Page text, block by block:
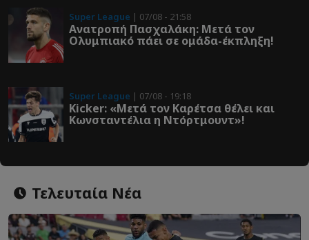
Super League | 07/08 - 21:58
Ανατροπή Πασχαλάκη: Μετά τον
Ολυμπιακό πάει σε ομάδα-έκπληξη!
Super League | 07/08 - 19:18
Kicker: «Μετά τον Καρέτσα θέλει και
Κωνσταντέλια η Ντόρτμουντ»!
Τελευταία Νέα